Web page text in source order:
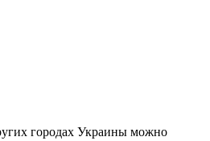
городах Украины можно